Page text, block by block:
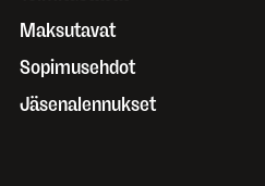
Maksutavat
Sopimusehdot
Jäsenalennukset